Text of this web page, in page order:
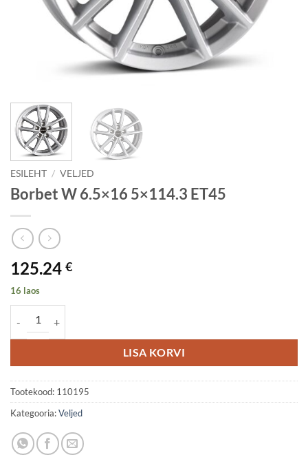
ESILEHT / VELJED
Borbet W 6.5×16 5×114.3 ET45
125.24 €
16 laos
LISA KORVI
Tootekood: 110195
Kategooria:Veljed